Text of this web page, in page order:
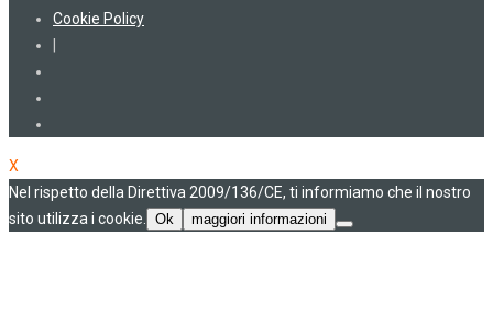
Cookie Policy
X
Nel rispetto della Direttiva 2009/136/CE, ti informiamo che il nostro
sito utilizza i cookie.
Ok maggiori informazioni